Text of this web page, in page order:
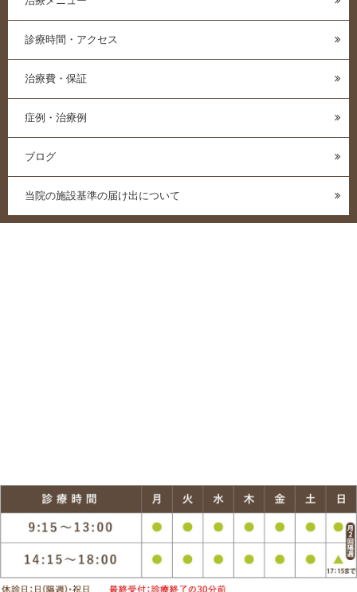
診療時間・アクセス
治療費・保証
症例・治療例
ブログ
当院の施設基準の届け出について